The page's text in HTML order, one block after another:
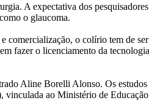
A expectativa dos
o glaucoma.
comercialização, o colírio tem de
fazer o licenciamento da
Aline Borelli Alonso. Os
vinculada ao Ministério de